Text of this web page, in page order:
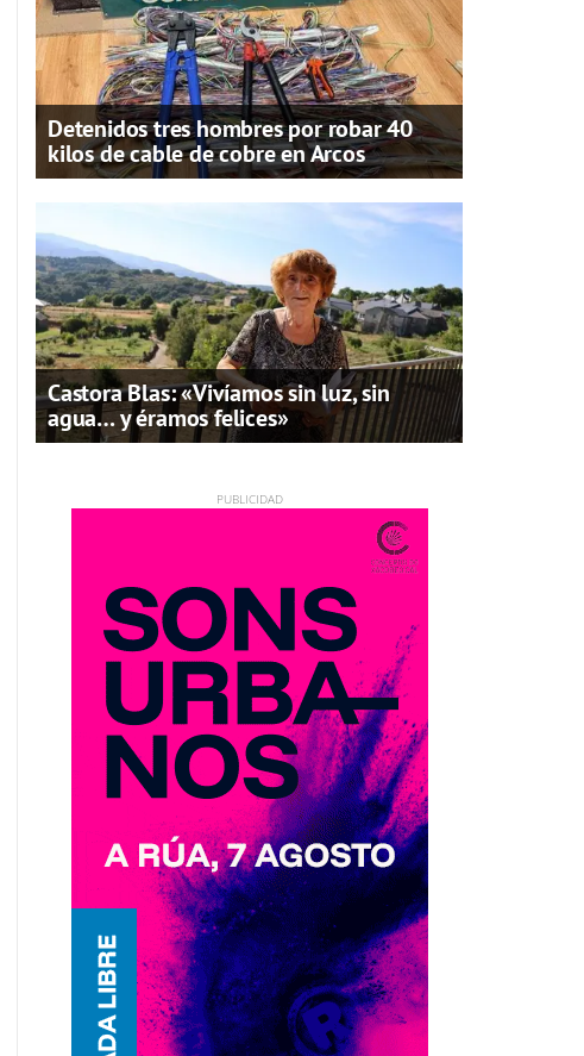
Detenidos tres hombres por robar 40
kilos de cable de cobre en Arcos
Castora Blas: «Vivíamos sin luz, sin
agua… y éramos felices»